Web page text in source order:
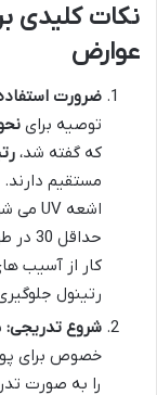
نکات کلیدی
عوارض
ضرورت
توصیه برای
که گفته شد،
مستقیم
کار از آسیب
رتینول
شروع تدریجی:
خصوص برای
را به صورت